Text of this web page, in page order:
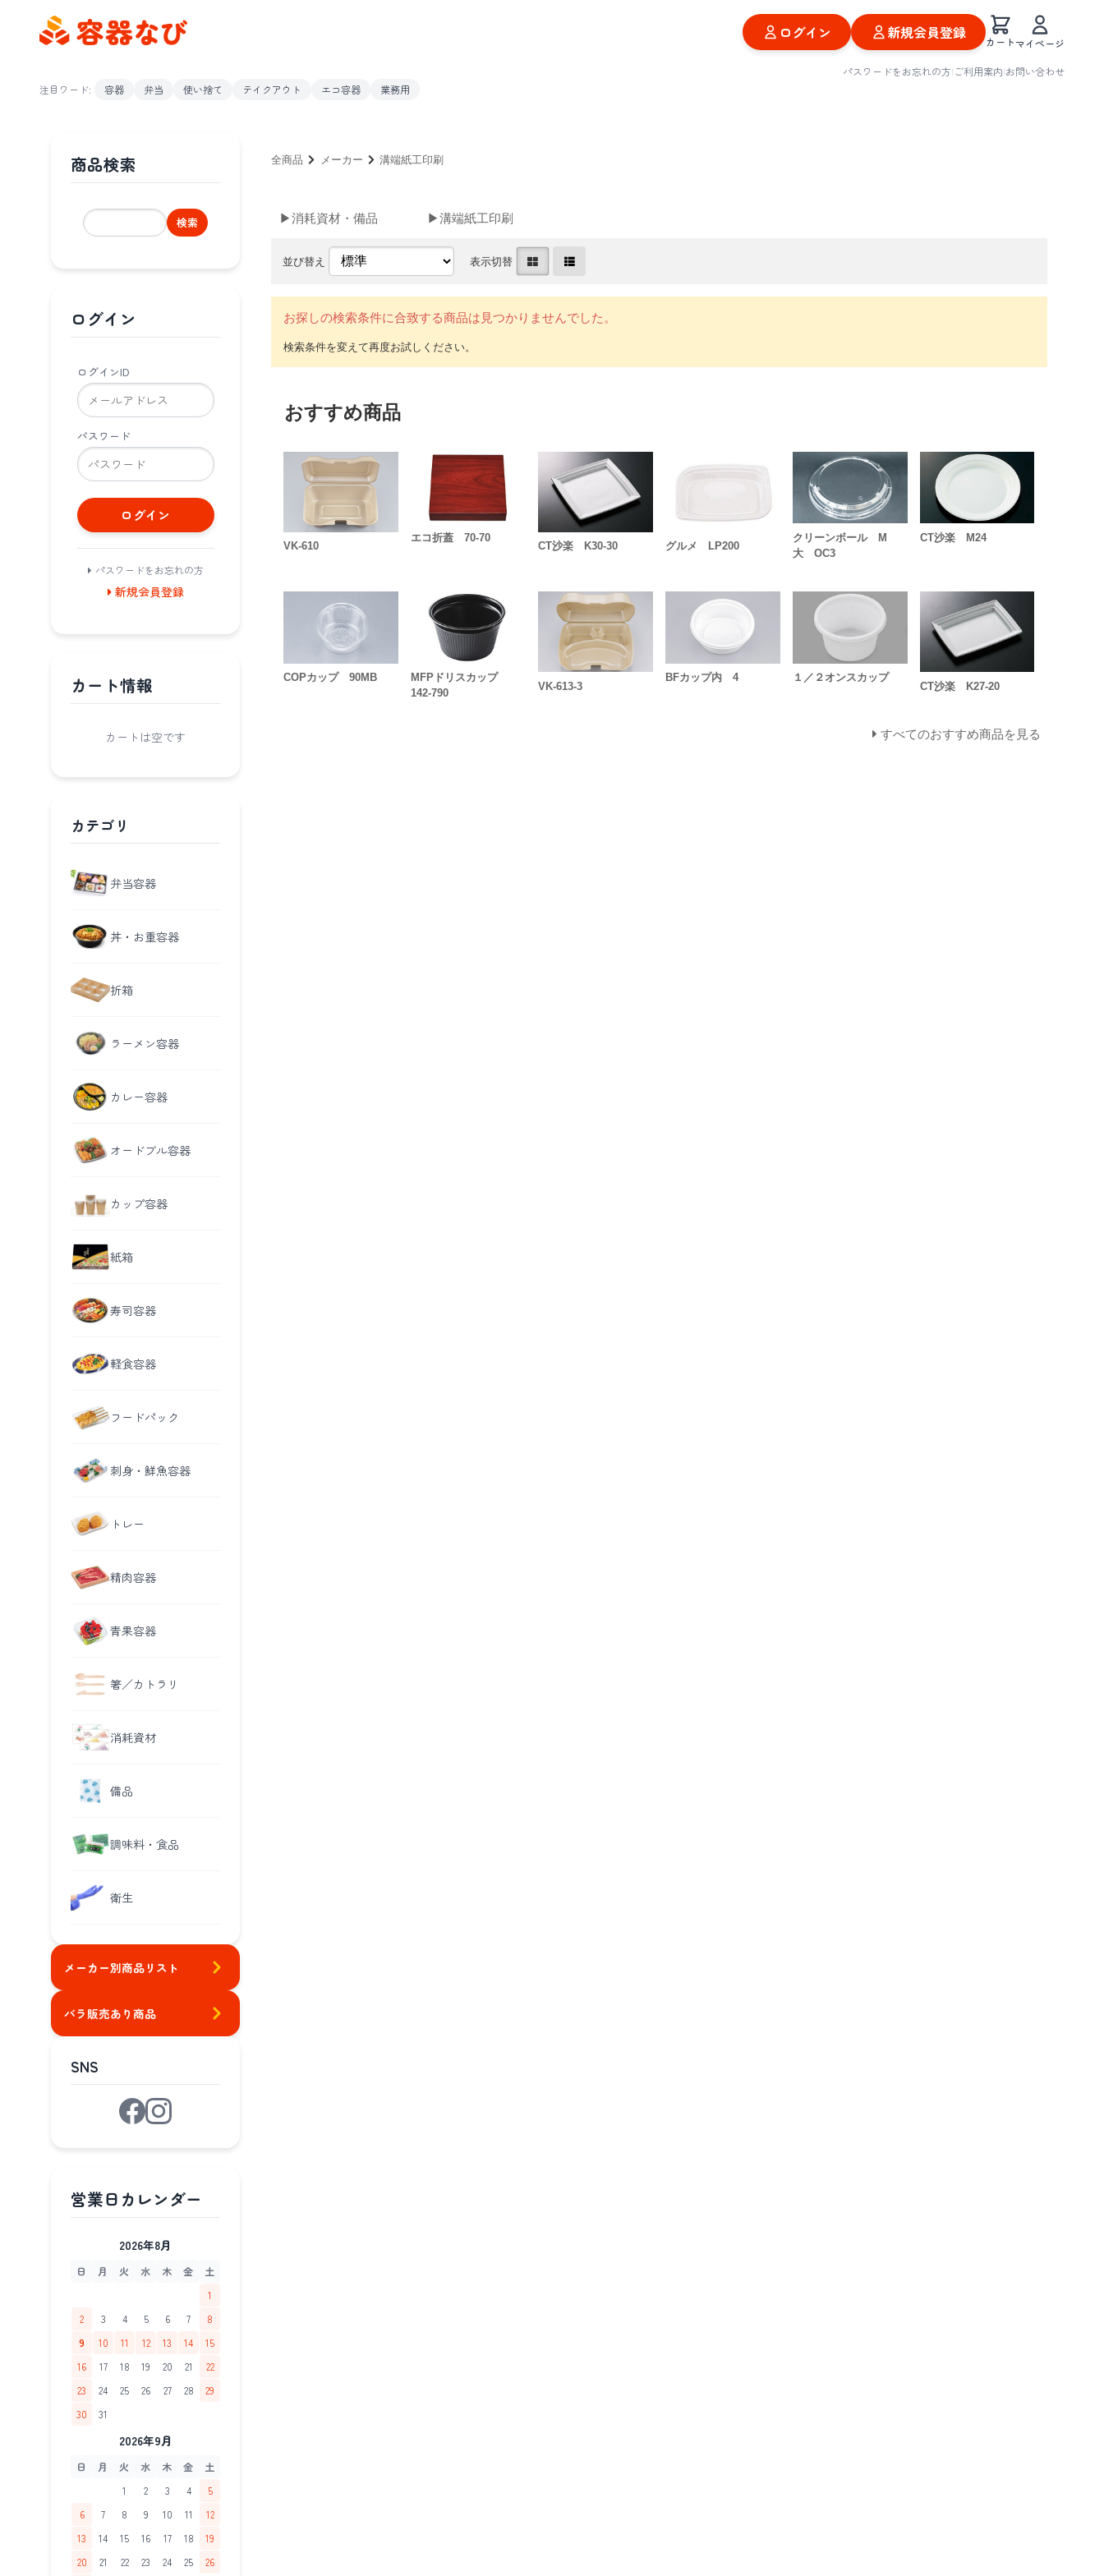
ログイン 新規会員登録 カートマイページ
パスワードをお忘れの方|ご利用案内|お問い合わせ
注目ワード:
容器 弁当 使い捨て テイクアウト エコ容器 業務用
全商品 メーカー 溝端紙工印刷
▶消耗資材・備品 ▶溝端紙工印刷
並び替え 表示切替
お探しの検索条件に合致する商品は見つかりませんでした。
おすすめ商品
VK-610
エコ折蓋 70-70
CT沙楽 K30-30 グルメ LP200
クリーンボール M
大 OC3
CT沙楽 M24
COPカップ 90MB
MFPドリスカップ
142-790
VK-613-3
BFカップ内 4 １／２オンスカップ
CT沙楽 K27-20
すべてのおすすめ商品を見る
商品検索
検索
ログイン
ログインID
パスワード
ログイン
パスワードをお忘れの方
新規会員登録
カート情報
カートは空です
カテゴリ
弁当容器
丼・お重容器
折箱
ラーメン容器
カレー容器
オードブル容器
カップ容器
紙箱
寿司容器
軽食容器
フードパック
刺身・鮮魚容器
トレー
精肉容器
青果容器
箸／カトラリ
消耗資材
備品
調味料・食品
衛生
メーカー別商品リスト
バラ販売あり商品
SNS
2026年8月
日 月 火 水 木 金
土
1
2
3 4 5 6 7
8
9
10 11 12 13 14
15
16
17 18 19 20 21
22
23
24 25 26 27 28
29
30
31
2026年9月
日 月 火 水 木 金
土
1
2 3 4
5
6
7 8 9 10 11
12
13
14 15 16 17 18
19
20
21 22 23 24 25
26